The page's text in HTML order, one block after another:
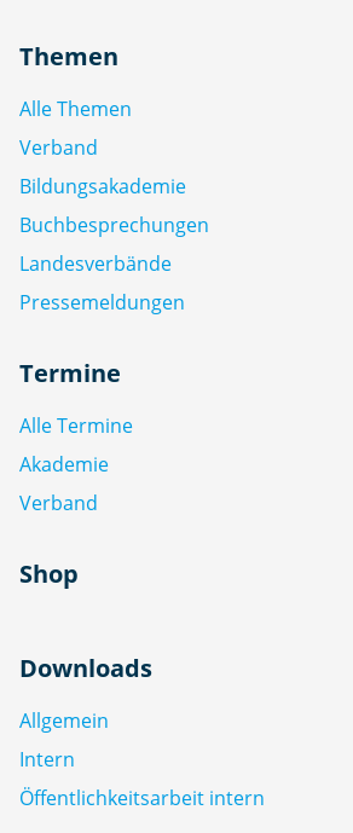
Themen
Alle Themen
Verband
Bildungsakademie
Buchbesprechungen
Landesverbände
Pressemeldungen
Termine
Alle Termine
Akademie
Verband
Shop
Downloads
Allgemein
Intern
Öffentlichkeitsarbeit intern